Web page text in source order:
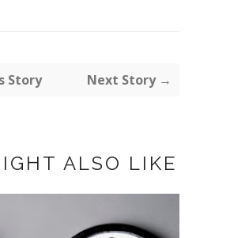
Story Next Story →
ALSO LIKE